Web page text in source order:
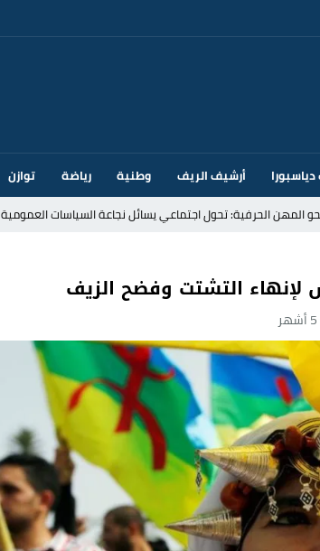
أرشيف الريف وطنية رياضة توازن
سبتة وتخوفات من دعوات جديدة للعبور
تحت ضغط إسباني؟ عودة مايوركا تفتح أسئلة ثقيلة
الإسبانية في الميركاتو الصيفي
محمد الحموداني يبدأ مرحلة ما بعد مضيان
مضيق هرمز يدفع أسعار النفط للتراجع
لرعاية القاصرين في سبتة
وطني جراء ارتفاع أسعار الوقود
استنفار أمني والوقاية المدنية تتدخل
الإقليم تحت مجهر مطالب الشارع